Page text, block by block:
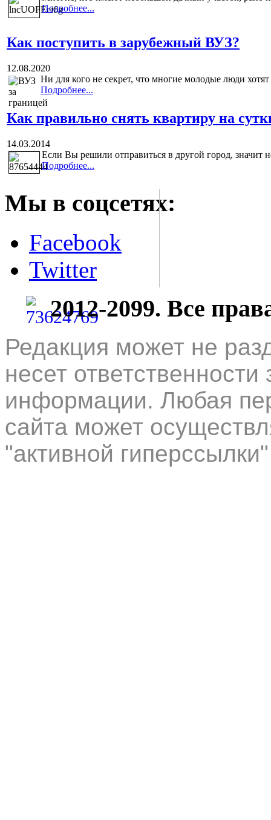
Подробнее...
Как поступить в зарубежный ВУЗ?
12.08.2020
Ни для кого не секрет, что многие молодые люди
Подробнее...
Как правильно снять квартиру на
14.03.2014
Если Вы решили отправиться в другой город, значит
Подробнее...
Мы в соцсетях:
Facebook
Twitter
2012-2099. Все
Редакция может не
несет
информации. Любая
сайта может
"активной